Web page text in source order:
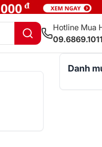
Hotline Mua
09.6869.1011
Danh